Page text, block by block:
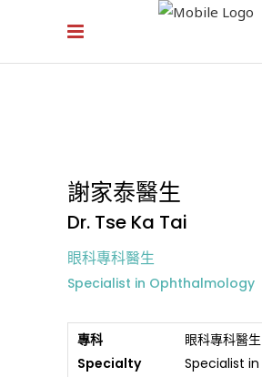
謝家泰醫生
Dr. Tse Ka Tai
眼科專科醫生
Specialist in Ophthalmology
專科
Specialty
眼科專科醫生
Specialist in